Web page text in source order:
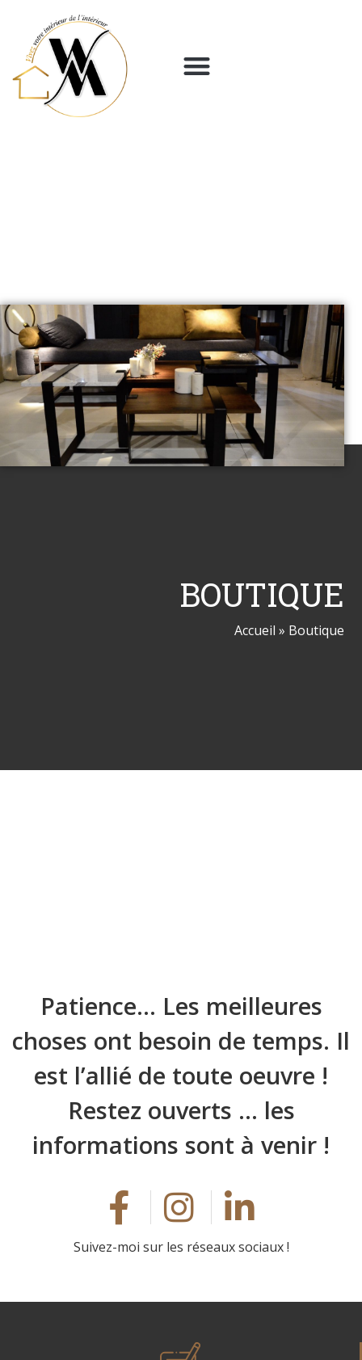
BOUTIQUE
Accueil » Boutique
Patience… Les meilleures
choses ont besoin de temps. Il
est l’allié de toute oeuvre !
Restez ouverts … les
informations sont à venir !
Suivez-moi sur les réseaux sociaux !